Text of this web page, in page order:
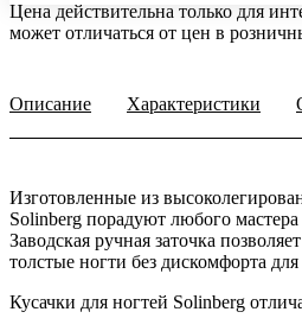
Цена действительна только для
может отличаться от цен в
Описание Характеристики
Изготовленные из
Solinberg порадуют любого
Заводская ручная заточка
толстые ногти без дискомфорта
Кусачки для ногтей Solinberg